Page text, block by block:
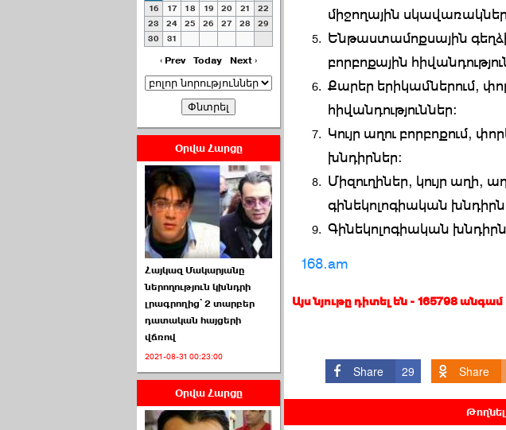
ԿՐԹՈՒԹԵԱՆ
ՃԱՆԱՊԱՐՀՈՎ ›››
2026-07-06 06:50:00
Ամենաշատը էսօրվանից
էի վախենում.Նիկոլայ
Եղիազարյան ›››
2026-07-05 23:19:00
ՏԵՍԱՆՅՈՒԹ․ Ի՞նչ
իրավիճակ է այս ›››
2026-07-04 10:40:00
16
17 18 19 20 21
22
23
24 25 26 27 28
29
30
31
‹ Prev Today Next ›
Օրվա Հարցը
Հայկազ Մակարյանը
ներողություն կխնդրի
լրագրողից՝ 2 տարբեր
դատական հայցերի
վճռով
2021-08-31 00:23:00
Օրվա Հարցը
միջողային
Ենթաստամոքսային
բորբոքային
Քարեր երիկամներում,
հիվանդություններ։
Կույր աղու բորբոքում,
խնդիրներ։
Միզուղիներ, կույր աղի,
գինեկոլոգիական
Գինեկոլոգիական
168.am
Այս նյութը դիտել են - 165798 անգամ
Share 29 Share